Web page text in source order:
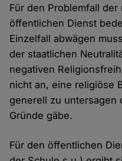
Für den Problemfall
öffentlichen Dienst
Einzelfall abwägen
der staatlichen
negativen
nicht an, eine religiöse
generell zu untersagen
Gründe gäbe.
Für den öffentlichen